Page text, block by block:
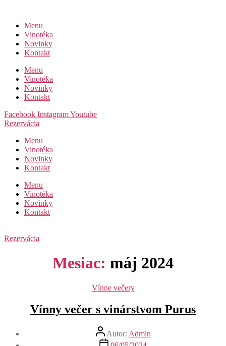
obsah
Menu
Vinotéka
Novinky
Kontakt
Menu
Vinotéka
Novinky
Kontakt
Facebook InstagramYoutube
Rezervácia
Menu
Vinotéka
Novinky
Kontakt
Menu
Vinotéka
Novinky
Kontakt
Rezervácia
Mesiac: máj 2024
Kategórie
Vínne večery
Vínny večer s vinárstvom Purus
Autor
článku
Autor: Admin
Dátum